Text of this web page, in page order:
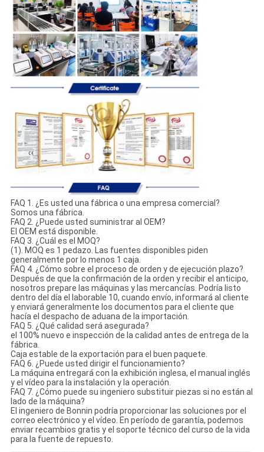
FAQ 1. ¿Es usted una fábrica o una empresa comercial?
Somos una fábrica.
FAQ 2. ¿Puede usted suministrar al OEM?
El OEM está disponible.
FAQ 3. ¿Cuál es el MOQ?
(1). MOQ es 1 pedazo. Las fuentes disponibles piden
generalmente por lo menos 1 caja.
FAQ 4. ¿Cómo sobre el proceso de orden y de ejecución plazo?
Después de que la confirmación de la orden y recibir el anticipo,
nosotros prepare las máquinas y las mercancías. Podría listo
dentro del día el laborable 10, cuando envío, informará al cliente
y enviará generalmente los documentos para el cliente que
hacía el despacho de aduana de la importación.
FAQ 5. ¿Qué calidad será asegurada?
el 100% nuevo e inspección de la calidad antes de entrega de la
fábrica.
Caja estable de la exportación para el buen paquete.
FAQ 6. ¿Puede usted dirigir el funcionamiento?
La máquina entregará con la exhibición inglesa, el manual inglés
y el vídeo para la instalación y la operación.
FAQ 7. ¿Cómo puede su ingeniero substituir piezas si no están al
lado de la máquina?
El ingeniero de Bonnin podría proporcionar las soluciones por el
correo electrónico y el vídeo. En período de garantía, podemos
enviar recambios gratis y el soporte técnico del curso de la vida
para la fuente de repuesto.